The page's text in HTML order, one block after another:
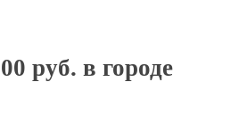
руб. в городе